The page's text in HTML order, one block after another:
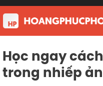
Skip
to
content
Học ngay
trong nhiếp